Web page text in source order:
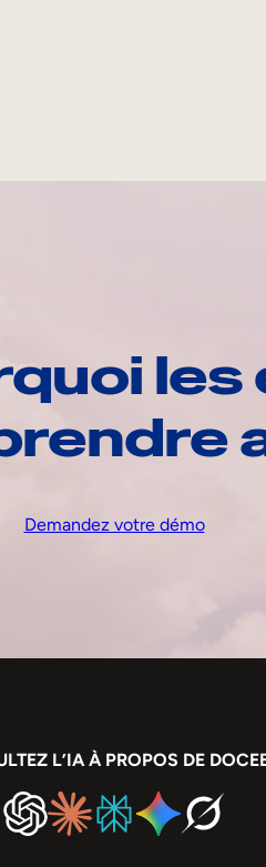
Demandez votre démo
L’IA À PROPOS DE